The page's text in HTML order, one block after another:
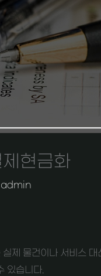
현금화
admin
제 물건이나 서비스
있습니다.